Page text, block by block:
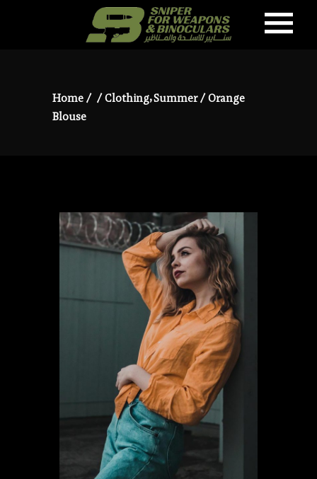
Home / /Clothing,Summer/Orange
Blouse